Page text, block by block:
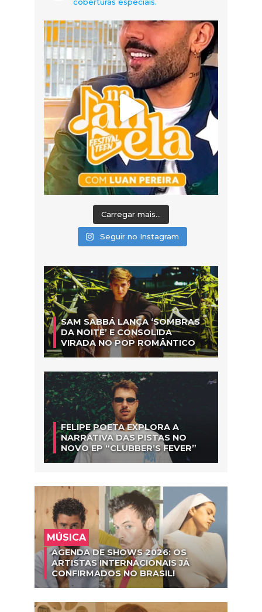
Carregar mais...
Seguir no Instagram
SAM SABBÁ LANÇA ‘SOMBRAS
DA NOITE’ E CONSOLIDA
VIRADA NO POP ROMÂNTICO
FELIPE POETA EXPLORA A
NARRATIVA DAS PISTAS NO
NOVO EP “CLUBBER’S FEVER”
MÚSICA
AGENDA DE SHOWS 2026: OS
ARTISTAS INTERNACIONAIS JÁ
CONFIRMADOS NO BRASIL!